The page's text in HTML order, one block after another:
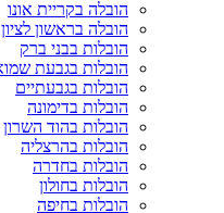
הובלה בקריית אונו
הובלה בראשון לציון
הובלות בבני ברק
הובלות בגבעת
הובלות בגבעתיים
הובלות בדימונה
הובלות בהוד השרון
הובלות בהרצליה
הובלות בחדרה
הובלות בחולון
הובלות בחיפה